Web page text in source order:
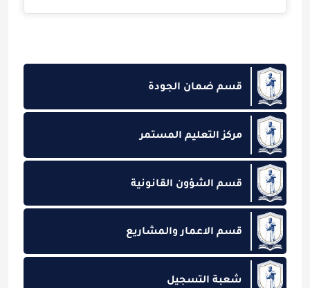
قسم ضمان الجودة
مركز التعليم المستمر
قسم الشؤون القانونية
قسم الاعمار والمشاريع
شعبة التسجيل